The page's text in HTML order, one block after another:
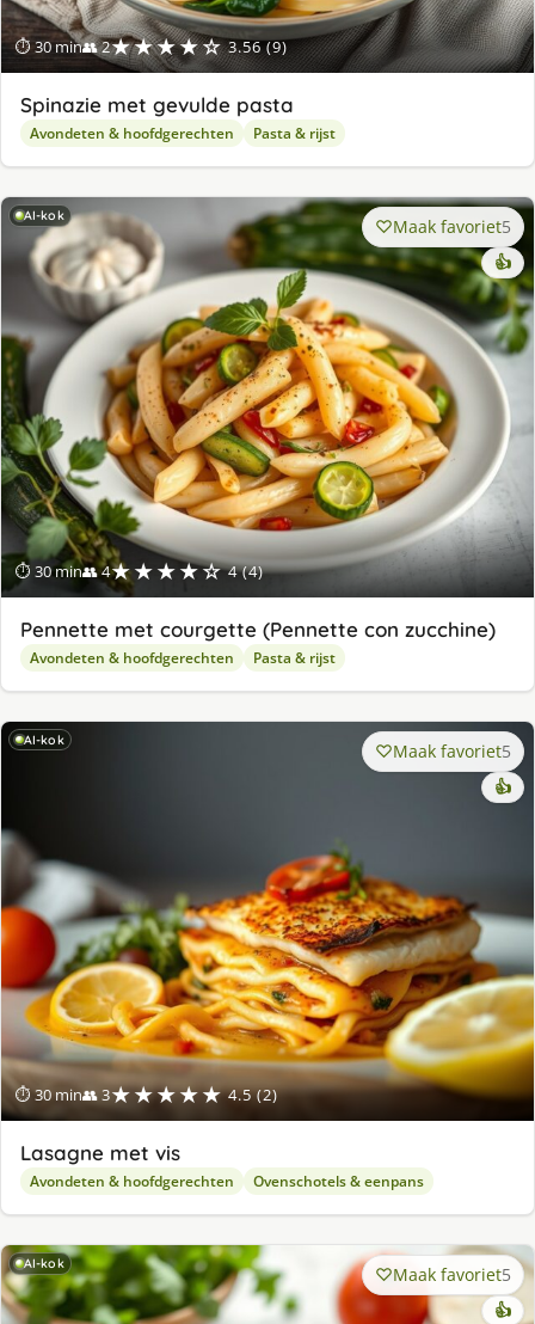
⏱ 30 min👥 2★★★★☆ 3.56 (9)
Spinazie met gevulde pasta
Avondeten & hoofdgerechten Pasta & rijst
AI-kok
⏱ 30 min👥 4★★★★☆ 4 (4)
Maak favoriet5
👍
Pennette met courgette (Pennette con zucchine)
Avondeten & hoofdgerechten Pasta & rijst
AI-kok
⏱ 30 min👥 3★★★★★ 4.5 (2)
Maak favoriet5
👍
Lasagne met vis
Avondeten & hoofdgerechten Ovenschotels & eenpans
AI-kok Maak favoriet5
👍